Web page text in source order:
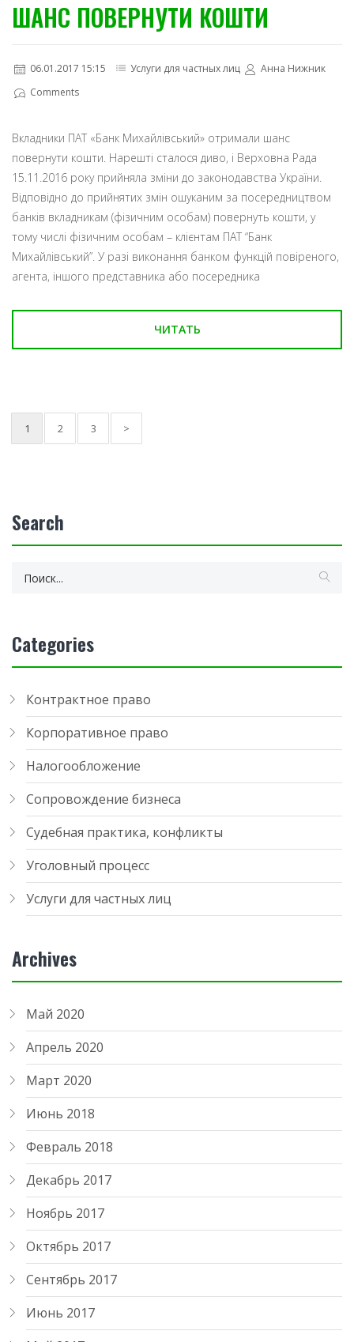
ШАНС ПОВЕРНУТИ КОШТИ
06.01.2017 15:15 Услуги для частных лиц
Анна Нижник
Comments
Вкладники ПАТ «Банк Михайлівський» отримали шанс
повернути кошти. Нарешті сталося диво, і Верховна Рада
15.11.2016 року прийняла зміни до законодавства України.
Відповідно до прийнятих змін ошуканим за посередництвом
банків вкладникам (фізичним особам) повернуть кошти, у
тому числі фізичним особам – клієнтам ПАТ “Банк
Михайлівський”. У разі виконання банком функцій повіреного,
агента, іншого представника або посередника
ЧИТАТЬ
1 2 3 >
Search
Categories
Контрактное право
Корпоративное право
Налогообложение
Сопровождение бизнеса
Судебная практика, конфликты
Уголовный процесс
Услуги для частных лиц
Archives
Май 2020
Апрель 2020
Март 2020
Июнь 2018
Февраль 2018
Декабрь 2017
Ноябрь 2017
Октябрь 2017
Сентябрь 2017
Июнь 2017